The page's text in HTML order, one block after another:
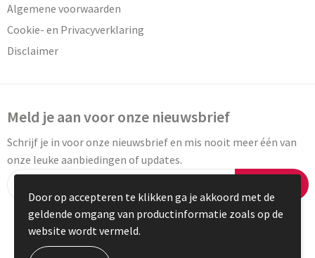
Algemene voorwaarden
Cookie- en Privacyverklaring
Disclaimer
Meld je aan voor onze nieuwsbrief
Schrijf je in voor onze nieuwsbrief en mis nooit meer één van
onze leuke aanbiedingen of updates.
© Copyright Vaneylen 2023
Door op accepteren te klikken ga je akkoord met de
geldende omgang van productinformatie zoals op de
website wordt vermeld.